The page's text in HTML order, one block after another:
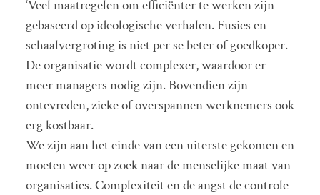
‘Veel maatregelen om efficiënter te werken zijn
gebaseerd op ideologische verhalen. Fusies en
schaalvergroting is niet per se beter of goedkoper.
De organisatie wordt complexer, waardoor er
meer managers nodig zijn. Bovendien zijn
ontevreden, zieke of overspannen werknemers ook
erg kostbaar.
We zijn aan het einde van een uiterste gekomen en
moeten weer op zoek naar de menselijke maat van
organisaties. Complexiteit en de angst de controle